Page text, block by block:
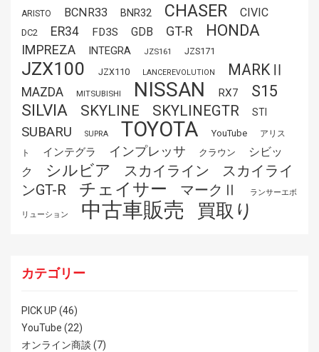
ARISTO BCNR33 BNR32 CHASER CIVIC
DC2 ER34 FD3S GDB GT-R HONDA
IMPREZA INTEGRA JZS161 JZS171
JZX100 JZX110 LANCEREVOLUTION MARKⅡ
MAZDA MITSUBISHI NISSAN RX7 S15
SILVIA SKYLINE SKYLINEGTR STI
SUBARU SUPRA TOYOTA YouTube
アリス
ト
インテグラ インプレッサ クラウン
シビッ
ク
シルビア スカイライン
スカイライ
ンGT-R
チェイサー マークⅡ ランサーエボ
リューション 中古車販売 買取り
カテゴリー
PICK UP (46)
YouTube (22)
オンライン商談 (7)